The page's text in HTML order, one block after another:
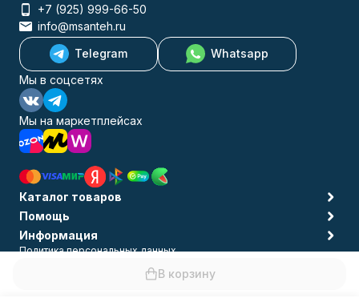
В корзину
+7 (925) 999-66-50
info@msanteh.ru
Telegram
Whatsapp
Мы в соцсетях
Мы на маркетплейсах
Каталог товаров
Помощь
Информация
Политика персональных данных